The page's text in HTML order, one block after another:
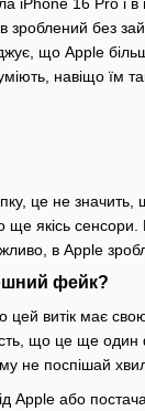
iPhone 16 Pro і
зроблений без
що Apple
навіщо їм
це не значить,
ще якісь
в Apple
фейк?
цей витік має
що це ще
не поспішай
Apple або